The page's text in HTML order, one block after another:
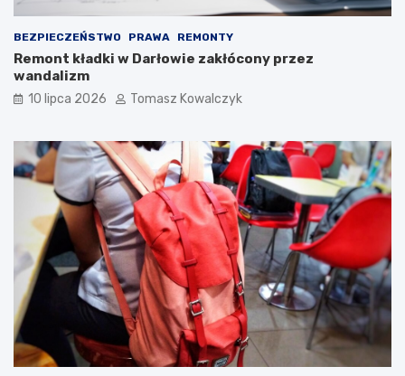
BEZPIECZEŃSTWO PRAWA REMONTY
Remont kładki w Darłowie zakłócony przez
wandalizm
10 lipca 2026 Tomasz Kowalczyk